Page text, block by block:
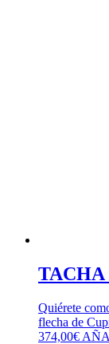
TACHA
Quiérete
flecha de
374,00€